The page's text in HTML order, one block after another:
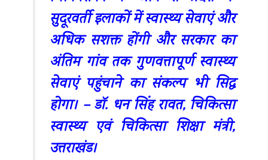
सुदूरवर्ती इलाकों में स्वास्थ्य सेवाएं और
अधिक सशक्त होंगी और सरकार का
अंतिम गांव तक गुणवत्तापूर्ण स्वास्थ्य
सेवाएं पहुंचाने का संकल्प भी सिद्ध
होगा। – डॉ. धन सिंह रावत, चिकित्सा
स्वास्थ्य एवं चिकित्सा शिक्षा मंत्री,
उत्तराखंड।